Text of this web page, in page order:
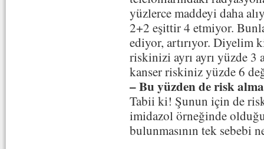
yüzlerce maddeyi daha
2+2 eşittir 4 etmiyor.
ediyor, artırıyor. Diyelim
riskinizi ayrı ayrı yüzde 3
kanser riskiniz yüzde 6
– Bu yüzden de risk
Tabii ki! Şunun için de
imidazol örneğinde
bulunmasının tek sebebi